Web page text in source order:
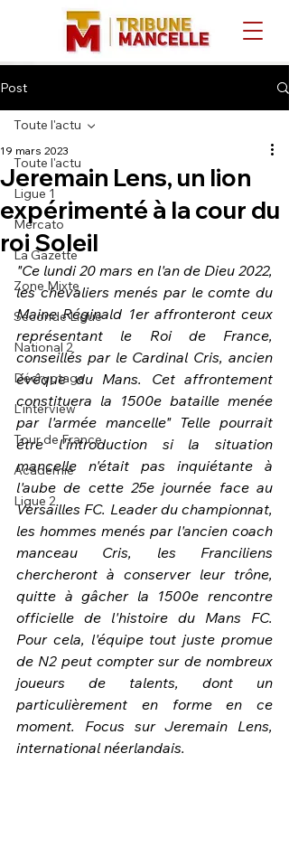
Post
Toute l'actu
Ligue 1
Mercato
La Gazette
Zone Mixte
Seconde Ligue
National 2
Décryptage
L'interview
Tour de France
Académie
Ligue 2
Toute l'actu
Jeremain Lens, un lion
expérimenté à la cour du
roi Soleil
19 mars 2023
"Ce lundi 20 mars en l'an de Dieu 2022,
les chevaliers menés par le comte du
Maine Réginald 1er affronteront ceux
représentant le Roi de France,
conseillés par le Cardinal Cris, ancien
évêque du Mans. Cet affrontement
constituera la 1500e bataille menée
par l'armée mancelle" Telle pourrait
être l'introduction si la situation
mancelle n'était pas inquiétante à
l'aube de cette 25e journée face au
Versailles FC. Leader du championnat,
les hommes menés par l'ancien coach
manceau Cris, les Franciliens
chercheront à conserver leur trône,
quitte à gâcher la 1500e rencontre
officielle de l'histoire du Mans FC.
Pour cela, l'équipe tout juste promue
de N2 peut compter sur de nombreux
joueurs de talents, dont un
particulièrement en forme en ce
moment. Focus sur Jeremain Lens,
international néerlandais.